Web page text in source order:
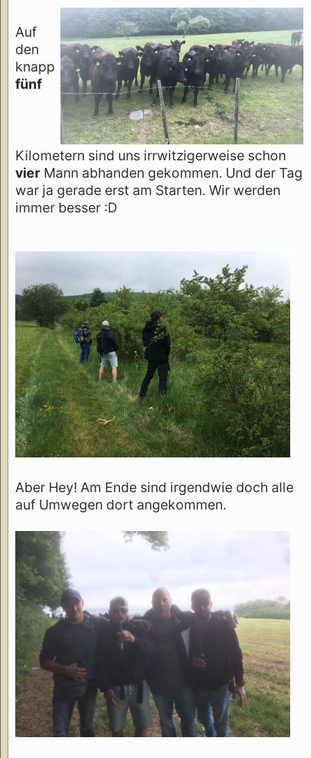
Auf
den
knapp
fünf
Kilometern sind uns irrwitzigerweise schon
vier Mann abhanden gekommen. Und der Tag
war ja gerade erst am Starten. Wir werden
immer besser :D
Aber Hey! Am Ende sind irgendwie doch alle
auf Umwegen dort angekommen.